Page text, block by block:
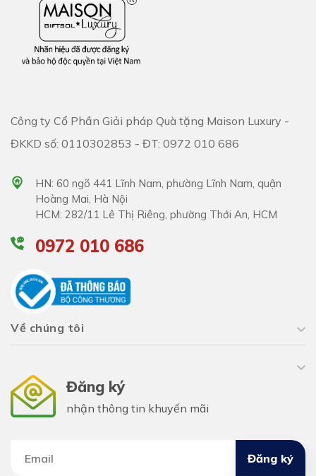
Công ty Cổ Phần Giải pháp Quà tặng Maison Luxury -
ĐKKD số: 0110302853 - ĐT: 0972 010 686
HN: 60 ngõ 441 Lĩnh Nam, phường Lĩnh Nam, quận
Hoàng Mai, Hà Nội
HCM: 282/11 Lê Thị Riêng, phường Thới An, HCM
0972 010 686
Về chúng tôi
Đăng ký
nhận thông tin khuyến mãi
Đăng ký